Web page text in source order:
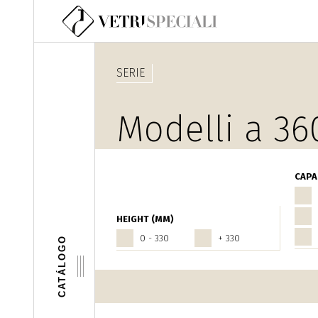
Pasar al contenido principal
CATÁLOGO
HEIGHT (MM)
0 - 330
+ 330
SERIE
Modelli a
Altri